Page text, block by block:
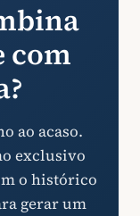
com
ao acaso.
exclusivo
o histórico
gerar um